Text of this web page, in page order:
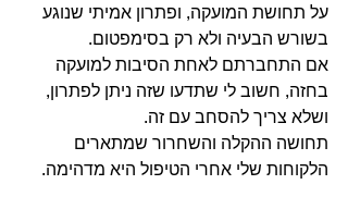
על תחושת המועקה, ופתרון אמיתי שנוגע
בשורש הבעיה ולא רק בסימפטום.
אם התחברתם לאחת הסיבות למועקה
בחזה, חשוב לי שתדעו שזה ניתן לפתרון,
ושלא צריך להסחב עם זה.
תחושה ההקלה והשחרור שמתארים
הלקוחות שלי אחרי הטיפול היא מדהימה.